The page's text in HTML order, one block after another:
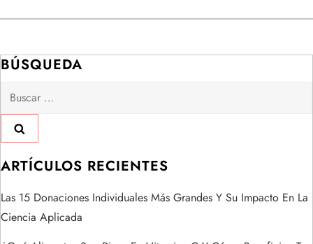
a
c
i
ó
n
d
BÚSQUEDA
Buscar:
ARTÍCULOS RECIENTES
Las 15 Donaciones Individuales Más Grandes Y Su Impacto En La
Ciencia Aplicada